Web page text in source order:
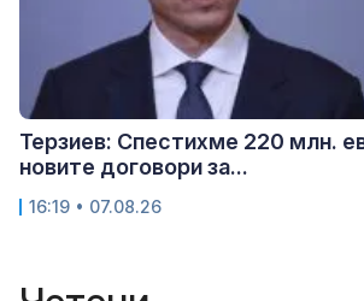
Терзиев: Спестихме 220 млн.
новите договори за...
16:19 • 07.08.26